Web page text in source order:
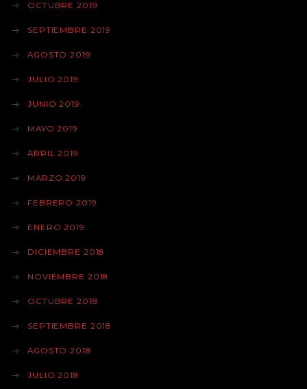
OCTUBRE 2019
SEPTIEMBRE 2019
AGOSTO 2019
JULIO 2019
JUNIO 2019
MAYO 2019
ABRIL 2019
MARZO 2019
FEBRERO 2019
ENERO 2019
DICIEMBRE 2018
NOVIEMBRE 2018
OCTUBRE 2018
SEPTIEMBRE 2018
AGOSTO 2018
JULIO 2018